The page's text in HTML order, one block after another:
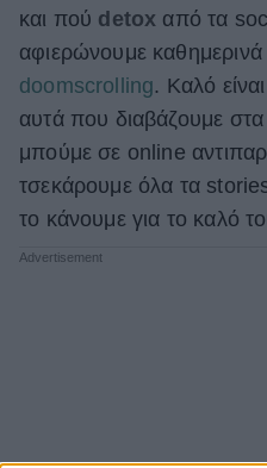
και πού detox από τα
αφιερώνουμε
doomscrolling. Καλό
αυτά που διαβάζουμε
μπούμε σε online
τσεκάρουμε όλα τα
το κάνουμε για το καλό